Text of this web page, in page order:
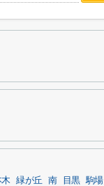
緑が丘 南 目黒 駒場